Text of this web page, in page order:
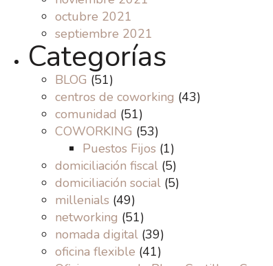
octubre 2021
septiembre 2021
Categorías
BLOG (51)
centros de coworking (43)
comunidad (51)
COWORKING (53)
Puestos Fijos (1)
domiciliación fiscal (5)
domiciliación social (5)
millenials (49)
networking (51)
nomada digital (39)
oficina flexible (41)